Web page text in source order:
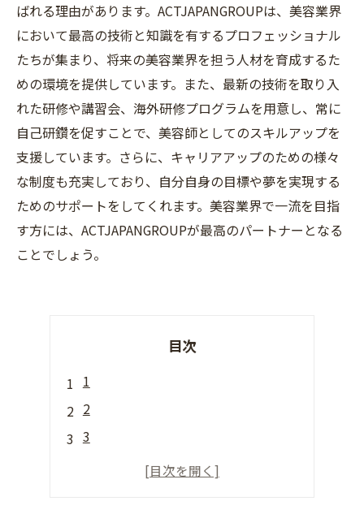
ばれる理由があります。ACTJAPANGROUPは、美容業界
において最高の技術と知識を有するプロフェッショナル
たちが集まり、将来の美容業界を担う人材を育成するた
めの環境を提供しています。また、最新の技術を取り入
れた研修や講習会、海外研修プログラムを用意し、常に
自己研鑽を促すことで、美容師としてのスキルアップを
支援しています。さらに、キャリアアップのための様々
な制度も充実しており、自分自身の目標や夢を実現する
ためのサポートをしてくれます。美容業界で一流を目指
す方には、ACTJAPANGROUPが最高のパートナーとなる
ことでしょう。
目次
1
2
3